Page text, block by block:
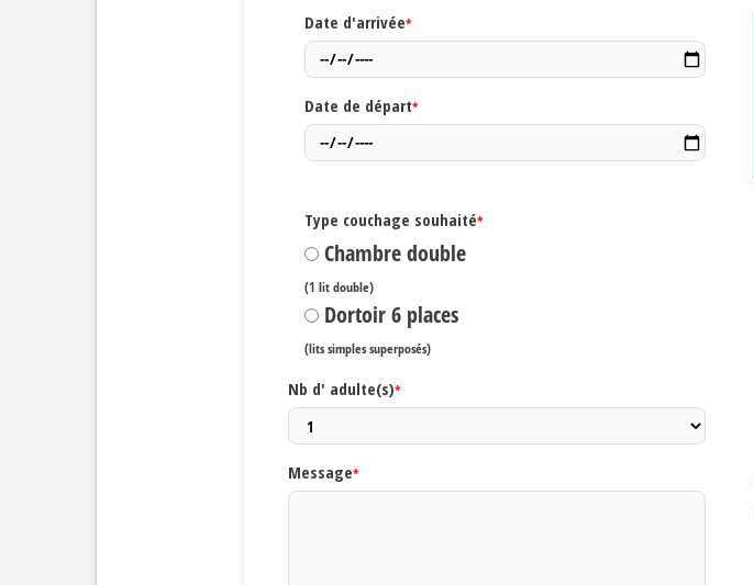
Date d'arrivée*
Date de départ*
Type couchage souhaité*
Chambre double
(1 lit double)
Dortoir 6 places
(lits simples superposés)
Nb d' adulte(s)*
Message*